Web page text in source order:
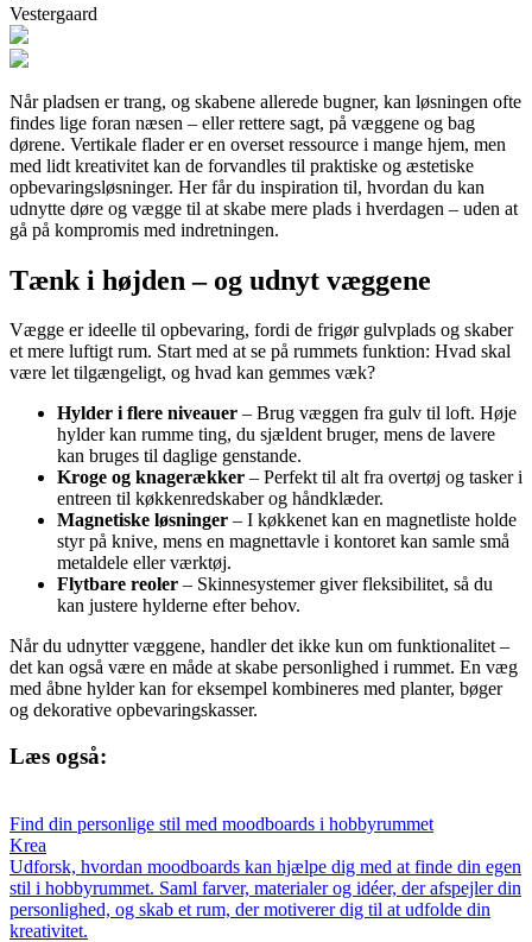
Vestergaard
Når pladsen er trang, og skabene allerede bugner, kan løsningen ofte
findes lige foran næsen – eller rettere sagt, på væggene og bag
dørene. Vertikale flader er en overset ressource i mange hjem, men
med lidt kreativitet kan de forvandles til praktiske og æstetiske
opbevaringsløsninger. Her får du inspiration til, hvordan du kan
udnytte døre og vægge til at skabe mere plads i hverdagen – uden at
gå på kompromis med indretningen.
Tænk i højden – og udnyt væggene
Vægge er ideelle til opbevaring, fordi de frigør gulvplads og skaber
et mere luftigt rum. Start med at se på rummets funktion: Hvad skal
være let tilgængeligt, og hvad kan gemmes væk?
Hylder i flere niveauer – Brug væggen fra gulv til loft. Høje
hylder kan rumme ting, du sjældent bruger, mens de lavere
kan bruges til daglige genstande.
Kroge og knagerækker – Perfekt til alt fra overtøj og tasker i
entreen til køkkenredskaber og håndklæder.
Magnetiske løsninger – I køkkenet kan en magnetliste holde
styr på knive, mens en magnettavle i kontoret kan samle små
metaldele eller værktøj.
Flytbare reoler – Skinnesystemer giver fleksibilitet, så du
kan justere hylderne efter behov.
Når du udnytter væggene, handler det ikke kun om funktionalitet –
det kan også være en måde at skabe personlighed i rummet. En væg
med åbne hylder kan for eksempel kombineres med planter, bøger
og dekorative opbevaringskasser.
Læs også:
Find din personlige stil med moodboards i hobbyrummet
Krea
Udforsk, hvordan moodboards kan hjælpe dig med at finde din egen
stil i hobbyrummet. Saml farver, materialer og idéer, der afspejler din
personlighed, og skab et rum, der motiverer dig til at udfolde din
kreativitet.